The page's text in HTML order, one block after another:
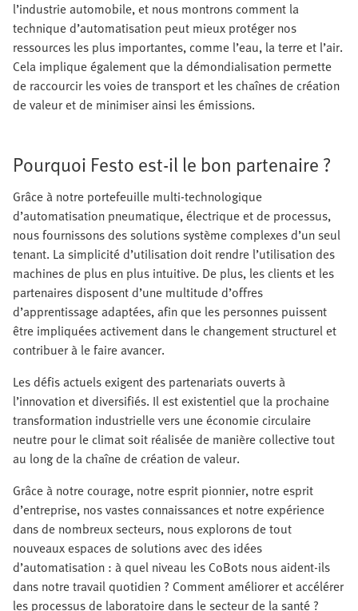
l’industrie automobile, et nous montrons comment la
technique d’automatisation peut mieux protéger nos
ressources les plus importantes, comme l’eau, la terre et l’air.
Cela implique également que la démondialisation permette
de raccourcir les voies de transport et les chaînes de création
de valeur et de minimiser ainsi les émissions.
Pourquoi Festo est-il le bon partenaire ?
Grâce à notre portefeuille multi-technologique
d’automatisation pneumatique, électrique et de processus,
nous fournissons des solutions système complexes d’un seul
tenant. La simplicité d’utilisation doit rendre l’utilisation des
machines de plus en plus intuitive. De plus, les clients et les
partenaires disposent d’une multitude d’offres
d’apprentissage adaptées, afin que les personnes puissent
être impliquées activement dans le changement structurel et
contribuer à le faire avancer.
Les défis actuels exigent des partenariats ouverts à
l’innovation et diversifiés. Il est existentiel que la prochaine
transformation industrielle vers une économie circulaire
neutre pour le climat soit réalisée de manière collective tout
au long de la chaîne de création de valeur.
Grâce à notre courage, notre esprit pionnier, notre esprit
d’entreprise, nos vastes connaissances et notre expérience
dans de nombreux secteurs, nous explorons de tout
nouveaux espaces de solutions avec des idées
d’automatisation : à quel niveau les CoBots nous aident-ils
dans notre travail quotidien ? Comment améliorer et accélérer
les processus de laboratoire dans le secteur de la santé ?